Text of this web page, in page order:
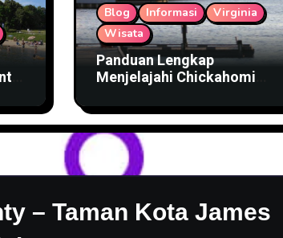
Blog Informasi
Virginia
Wisata
Panduan Lengkap
Menjelajahi Chickahominy
– Taman Kota James